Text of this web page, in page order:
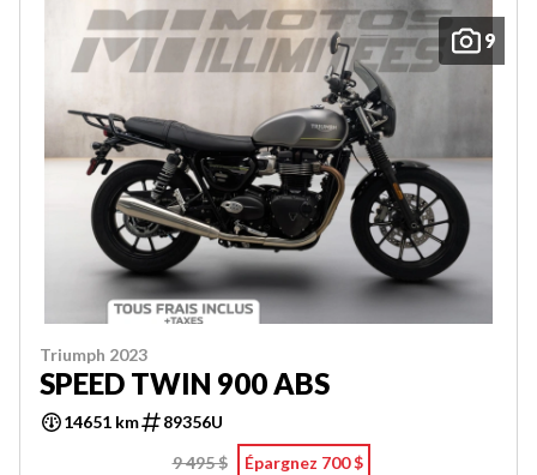
9
Triumph 2023
SPEED TWIN 900 ABS
14651 km
89356U
9 495 $
Épargnez 700 $